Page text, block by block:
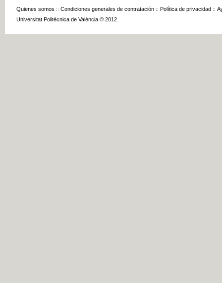
Quienes somos :: Condiciones generales de contratación :: Política de privacidad ::
Universitat Politècnica de València © 2012